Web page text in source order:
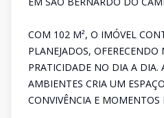
COM 102 M², O IMÓVEL
PLANEJADOS,
PRATICIDADE NO DIA A DIA.
AMBIENTES CRIA UM
CONVIVÊNCIA E MOMENTOS